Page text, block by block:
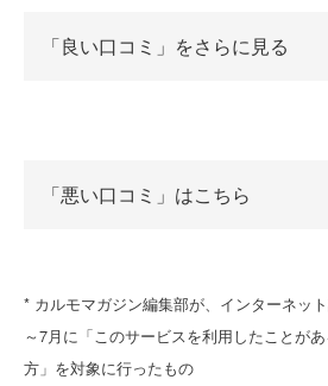
「良い口コミ」をさらに見る
「必ず車がもらえる」点が最大のメ
め、リースでありながら走行距離の制
時の傷や汚れを気にするストレスも
ルミホイールを変えたりと、好みのカ
「悪い口コミ」はこちら
30代 男性
* カルモマガジン編集部が、インターネッ
～7月に「このサービスを利用したことが
方」を対象に行ったもの